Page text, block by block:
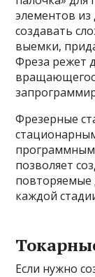
элементов
создавать
выемки,
Фреза режет
Фрезерные
позволяет
повторяемые
каждой
Если нужно